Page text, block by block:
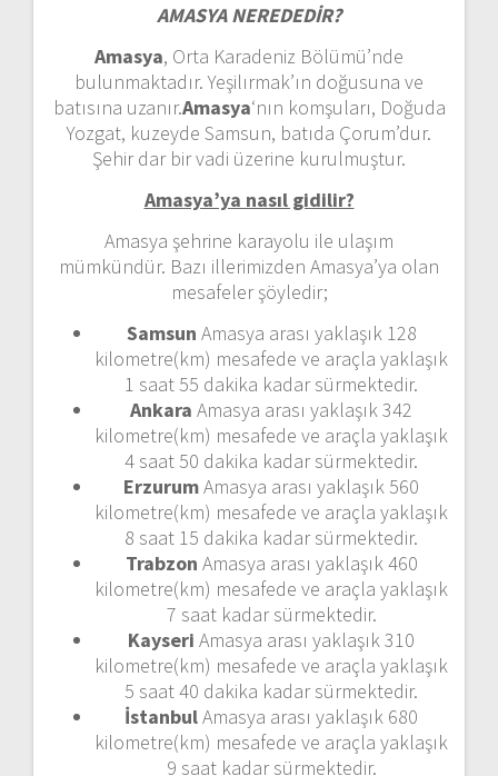
AMASYA NEREDEDİR?
Amasya, Orta Karadeniz Bölümü’nde
bulunmaktadır. Yeşilırmak’ın doğusuna ve
batısına uzanır.Amasya‘nın komşuları, Doğuda
Yozgat, kuzeyde Samsun, batıda Çorum’dur.
Şehir dar bir vadi üzerine kurulmuştur.
Amasya’ya nasıl gidilir?
Amasya şehrine karayolu ile ulaşım
mümkündür. Bazı illerimizden Amasya’ya olan
mesafeler şöyledir;
Samsun Amasya arası yaklaşık 128
kilometre(km) mesafede ve araçla yaklaşık
1 saat 55 dakika kadar sürmektedir.
Ankara Amasya arası yaklaşık 342
kilometre(km) mesafede ve araçla yaklaşık
4 saat 50 dakika kadar sürmektedir.
ErzurumAmasya arası yaklaşık 560
kilometre(km) mesafede ve araçla yaklaşık
8 saat 15 dakika kadar sürmektedir.
Trabzon Amasya arası yaklaşık 460
kilometre(km) mesafede ve araçla yaklaşık
7 saat kadar sürmektedir.
Kayseri Amasya arası yaklaşık 310
kilometre(km) mesafede ve araçla yaklaşık
5 saat 40 dakika kadar sürmektedir.
İstanbulAmasya arası yaklaşık 680
kilometre(km) mesafede ve araçla yaklaşık
9 saat kadar sürmektedir.